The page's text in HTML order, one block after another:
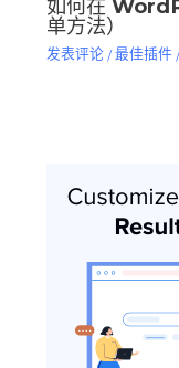
如何在
单方法）
发表评论 /最佳插件/